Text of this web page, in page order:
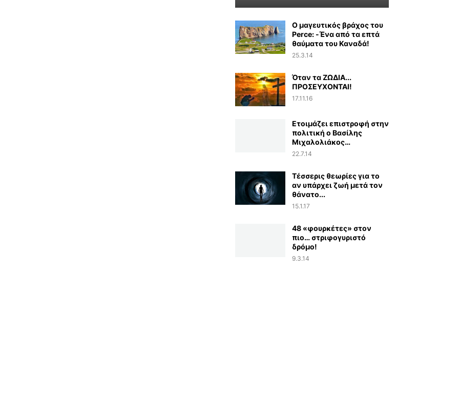
Ο μαγευτικός βράχος του
Perce: -Ένα από τα επτά
θαύματα του Καναδά!
25.3.14
Όταν τα ΖΩΔΙΑ...
ΠΡΟΣΕΥΧΟΝΤΑΙ!
17.11.16
Ετοιμάζει επιστροφή στην
πολιτική ο Βασίλης
Μιχαλολιάκος…
22.7.14
Τέσσερις θεωρίες για το
αν υπάρχει ζωή μετά τον
θάνατο...
15.1.17
48 «φουρκέτες» στον
πιο… στριφογυριστό
δρόμο!
9.3.14